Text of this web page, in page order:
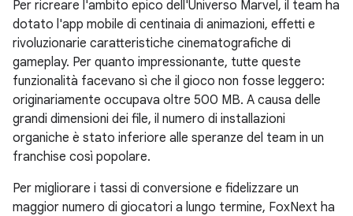
Per ricreare l'ambito epico dell'Universo Marvel, il team ha
dotato l'app mobile di centinaia di animazioni, effetti e
rivoluzionarie caratteristiche cinematografiche di
gameplay. Per quanto impressionante, tutte queste
funzionalità facevano sì che il gioco non fosse leggero:
originariamente occupava oltre 500 MB. A causa delle
grandi dimensioni dei file, il numero di installazioni
organiche è stato inferiore alle speranze del team in un
franchise così popolare.
Per migliorare i tassi di conversione e fidelizzare un
maggior numero di giocatori a lungo termine, FoxNext ha